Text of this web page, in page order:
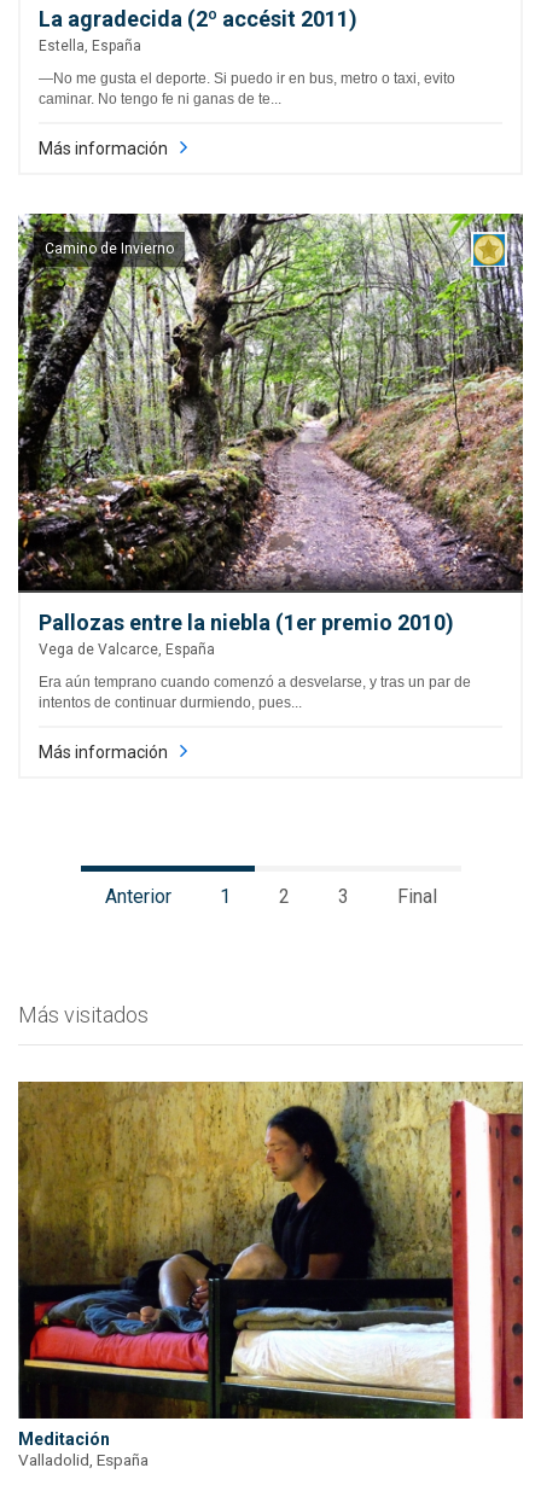
La agradecida (2º accésit 2011)
Estella, España
—No me gusta el deporte. Si puedo ir en bus, metro o taxi, evito
caminar. No tengo fe ni ganas de te...
Más información
Camino de Invierno
Pallozas entre la niebla (1er premio 2010)
Vega de Valcarce, España
Era aún temprano cuando comenzó a desvelarse, y tras un par de
intentos de continuar durmiendo, pues...
Más información
Anterior 1 2 3 Final
Más visitados
Meditación
Valladolid, España